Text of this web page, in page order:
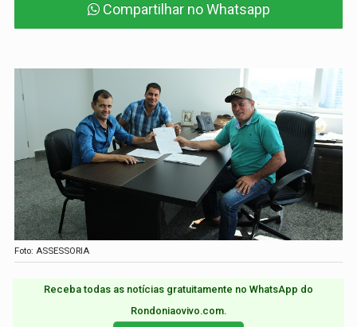
Compartilhar no Whatsapp
Foto: ASSESSORIA
Receba todas as notícias gratuitamente no WhatsApp do
Rondoniaovivo.com.​